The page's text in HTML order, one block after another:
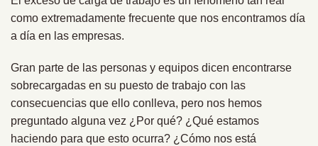
como extremadamente frecuente que nos encontramos día
a día en las empresas.
Gran parte de las personas y equipos dicen encontrarse
sobrecargadas en su puesto de trabajo con las
consecuencias que ello conlleva, pero nos hemos
preguntado alguna vez ¿Por qué? ¿Qué estamos
haciendo para que esto ocurra? ¿Cómo nos está